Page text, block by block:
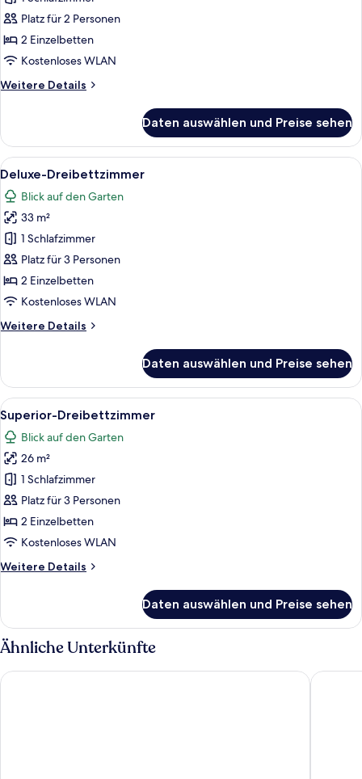
oder
-
Zweibettzimmer
Platz für 2 Personen
2 Einzelbetten
Kostenloses WLAN
Weitere Details
Weitere
Doppel-
oder
-
Daten auswählen und Preise sehen
Alle
Fotos
für
Deluxe-
Dreibettzimmer
anzeigen
Ein Hotelzimmer mit Bett, Sofa,
10
Deluxe-Dreibettzimmer
Blick auf den Garten
33 m²
1 Schlafzimmer
Platz für 3 Personen
2 Einzelbetten
Kostenloses WLAN
Weitere Details
Weitere
Dreibettzimmer
Daten auswählen und Preise sehen
Alle
Fotos
für
Superior-
Dreibettzimmer
anzeigen
Ein Hotelzimmer mit einem Bett,
9
Superior-Dreibettzimmer
Blick auf den Garten
26 m²
1 Schlafzimmer
Platz für 3 Personen
2 Einzelbetten
Kostenloses WLAN
Weitere Details
Weitere
Dreibettzimmer
Daten auswählen und Preise sehen
Ähnliche Unterkünfte
First Hotel Grand Odense Best